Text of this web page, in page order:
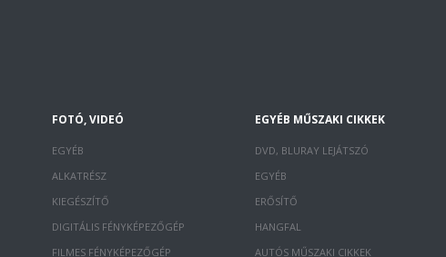
FOTÓ, VIDEÓ
EGYÉB
ALKATRÉSZ
KIEGÉSZÍTŐ
DIGITÁLIS FÉNYKÉPEZŐGÉP
FILMES FÉNYKÉPEZŐGÉP
EGYÉB MŰSZAKI CIKKEK
DVD, BLURAY LEJÁTSZÓ
EGYÉB
ERŐSÍTŐ
HANGFAL
AUTÓS MŰSZAKI CIKKEK